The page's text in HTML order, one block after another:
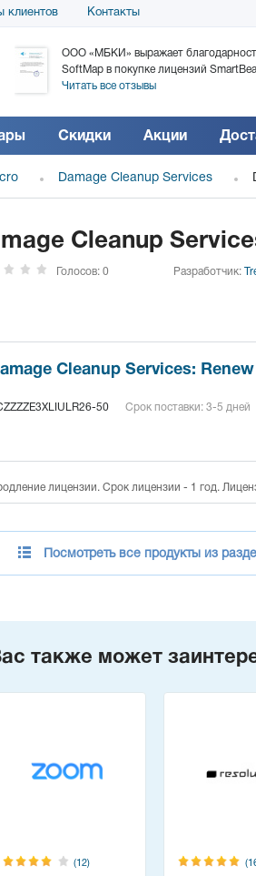
клиентов Контакты
ООО «МБКИ» выражает
SoftMap в покупке лицензий
Читать все отзывы
Скидки Акции
Damage Cleanup Services
Cleanup
Голосов: 0 Разработчик:
Cleanup Services: Renew
50 Срок поставки: 3-5 дней
лицензии. Срок лицензии - 1 год.
Посмотреть все продукты из
также может
(12)